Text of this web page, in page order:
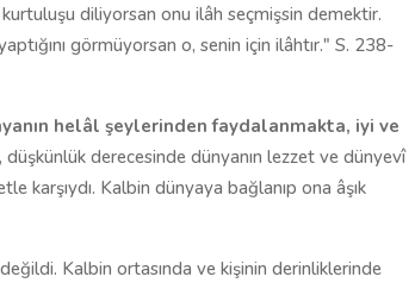
diliyorsan onu ilâh seçmişsin demektir.
görmüyorsan o, senin için ilâhtır." S. 238-
helâl şeylerinden faydalanmakta, iyi ve
düşkünlük derecesinde dünyanın lezzet ve dünyevî
karşıydı. Kalbin dünyaya bağlanıp ona âşık
Kalbin ortasında ve kişinin derinliklerinde